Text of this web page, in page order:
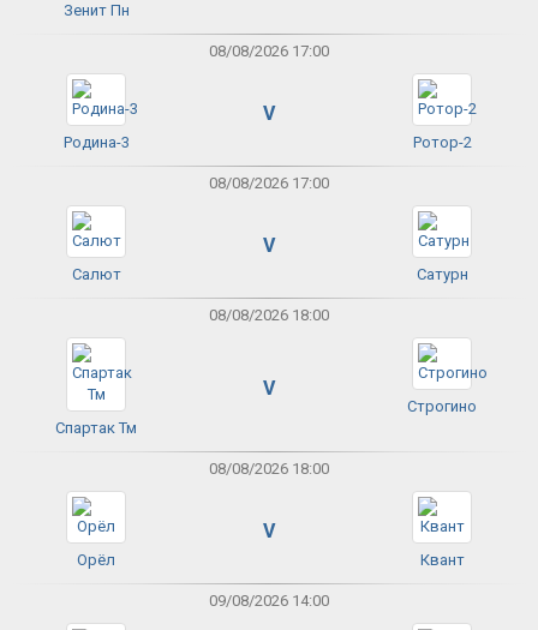
Зенит Пн
08/08/2026 17:00
Родина-3
V
Ротор-2
08/08/2026 17:00
Салют
V
Сатурн
08/08/2026 18:00
Спартак Тм
V
Строгино
08/08/2026 18:00
Орёл
V
Квант
09/08/2026 14:00